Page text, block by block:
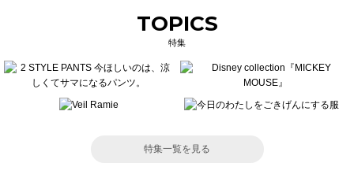
TOPICS
特集
特集一覧を見る